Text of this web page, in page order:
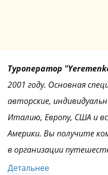
Туроператор
2001 году. Основная
авторские,
Италию, Европу, США и
Америки. Вы получите
в организации
Детальнее